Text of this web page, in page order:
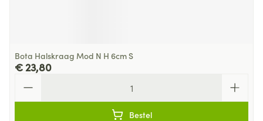
Bota Halskraag Mod N H 6cm S
€ 23,80
Bestel